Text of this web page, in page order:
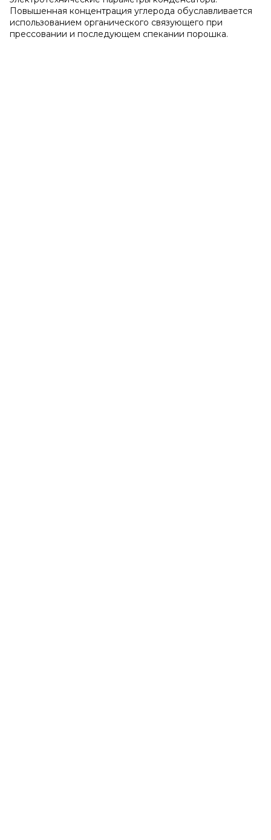
Повышенная концентрация углерода обуславливается
использованием органического связующего при
прессовании и последующем спекании порошка.